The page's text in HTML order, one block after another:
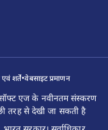
शर्तें•वेबसाइट प्रमाणन
एज के नवीनतम संस्करण
तरह से देखी जा सकती है